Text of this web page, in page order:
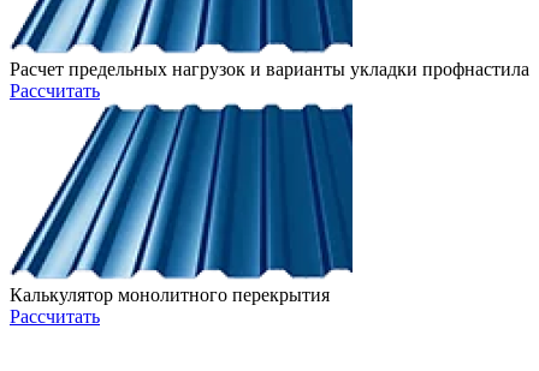
Расчет предельных нагрузок и варианты укладки профнастила
Рассчитать
Калькулятор монолитного перекрытия
Рассчитать